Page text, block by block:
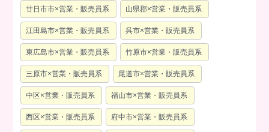
廿日市市×営業・販売員系 山県郡×営業・販売員系
江田島市×営業・販売員系 呉市×営業・販売員系
東広島市×営業・販売員系 竹原市×営業・販売員系
三原市×営業・販売員系 尾道市×営業・販売員系
中区×営業・販売員系 福山市×営業・販売員系
西区×営業・販売員系 府中市×営業・販売員系